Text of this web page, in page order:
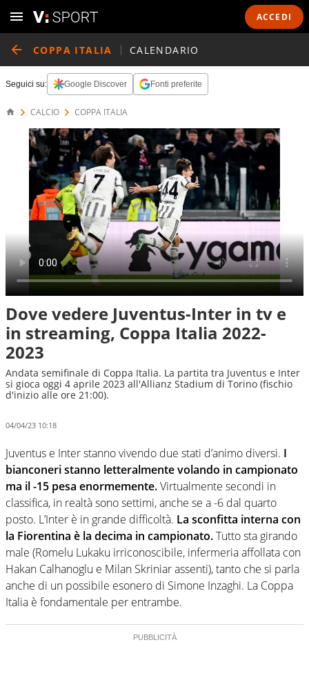
ACCEDI
COPPA ITALIA CALENDARIO
Seguici su: Google Discover Fonti preferite
CALCIO COPPA ITALIA
Dove vedere Juventus-Inter in tv e
in streaming, Coppa Italia 2022-
2023
Andata semifinale di Coppa Italia. La partita tra Juventus e Inter
si gioca oggi 4 aprile 2023 all'Allianz Stadium di Torino (fischio
d'inizio alle ore 21:00).
04/04/23 10:18
Juventus e Inter stanno vivendo due stati d’animo diversi. I
bianconeri stanno letteralmente volando in campionato
ma il -15 pesa enormemente.Virtualmente secondi in
classifica, in realtà sono settimi, anche se a -6 dal quarto
posto. L’Inter è in grande difficoltà. La sconfitta interna con
la Fiorentina è la decima in campionato.Tutto sta girando
male (Romelu Lukaku irriconoscibile, infermeria affollata con
Hakan Calhanoglu e Milan Skriniar assenti), tanto che si parla
anche di un possibile esonero di Simone Inzaghi. La Coppa
Italia è fondamentale per entrambe.